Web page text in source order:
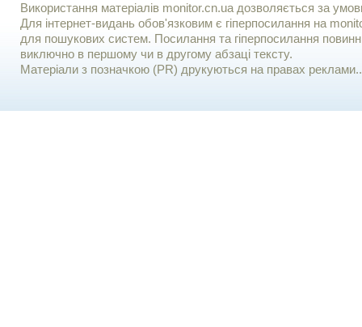
Використання матерiалiв monitor.cn.ua дозволяється за
Для iнтернет-видань обов'язковим є гiперпосилання на
для пошукових систем. Посилання та гіперпосилання
виключно в першому чи в другому абзаці тексту.
Матеріали з позначкою (PR) друкуються на правах реклами..